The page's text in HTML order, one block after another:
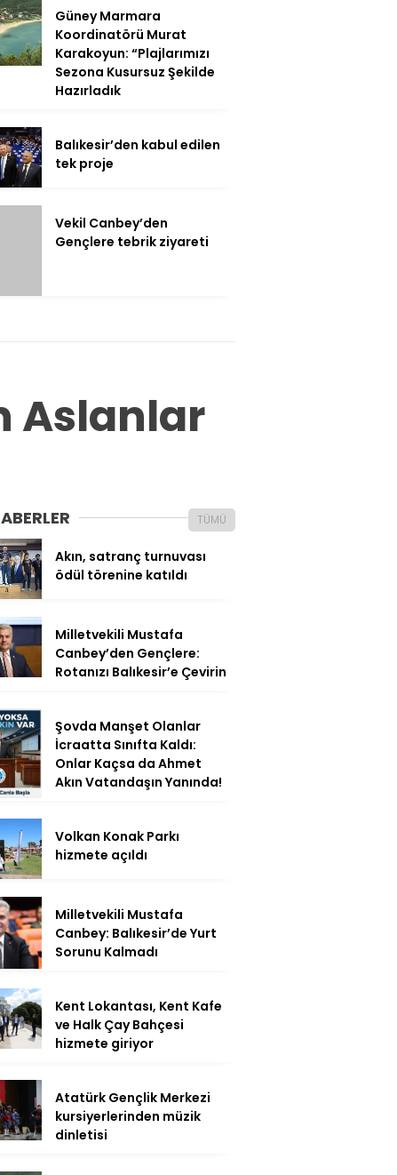
Güney Marmara
Koordinatörü Murat
Karakoyun: “Plajlarımızı
Sezona Kusursuz Şekilde
Hazırladık
Balıkesir’den kabul edilen
tek proje
Vekil Canbey’den
Gençlere tebrik ziyareti
Aslanlar
Akın, satranç turnuvası
ödül törenine katıldı
Canbey’den Gençlere:
Rotanızı Balıkesir’e Çevirin
İcraatta Sınıfta Kaldı:
Onlar Kaçsa da Ahmet
Akın Vatandaşın Yanında!
hizmete açıldı
Canbey: Balıkesir’de Yurt
Sorunu Kalmadı
ve Halk Çay Bahçesi
hizmete giriyor
kursiyerlerinden müzik
dinletisi